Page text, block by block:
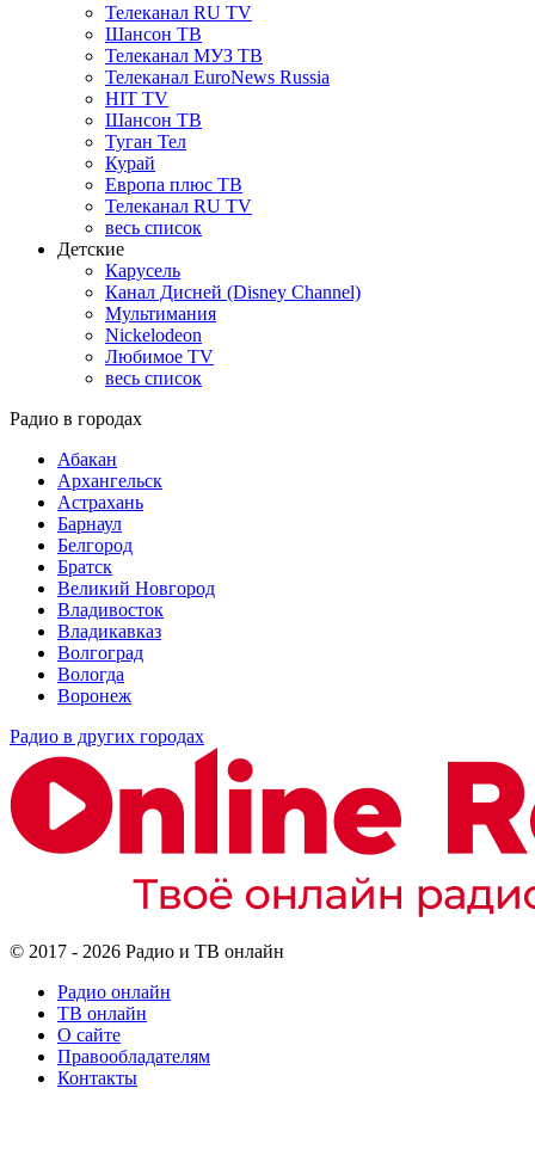
Телеканал RU TV
Шансон ТВ
Телеканал МУЗ ТВ
Телеканал EuroNews Russia
HIT TV
Шансон ТВ
Туган Тел
Курай
Европа плюс ТВ
Телеканал RU TV
весь список
Детские
Карусель
Канал Дисней (Disney Channel)
Мультимания
Nickelodeon
Любимое TV
весь список
Радио в городах
Абакан
Архангельск
Астрахань
Барнаул
Белгород
Братск
Великий Новгород
Владивосток
Владикавказ
Волгоград
Вологда
Воронеж
Радио в других городах
© 2017 - 2026 Радио и ТВ онлайн
Радио онлайн
ТВ онлайн
О сайте
Правообладателям
Контакты